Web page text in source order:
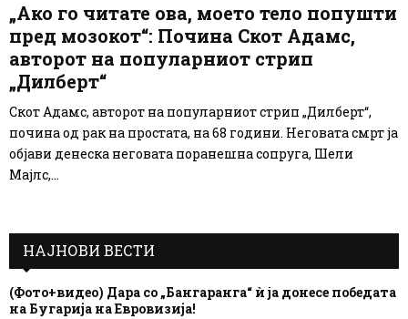
„Ако го читате ова, моето тело попушти
пред мозокот“: Почина Скот Адамс,
авторот на популарниот стрип
„Дилберт“
Скот Адамс, авторот на популарниот стрип „Дилберт“,
почина од рак на простата, на 68 години. Неговата смрт ја
објави денеска неговата поранешна сопруга, Шели
Мајлс,...
НАЈНОВИ ВЕСТИ
(Фото+видео) Дара со „Бангаранга“ ѝ ја донесе победата
на Бугарија на Евровизија!